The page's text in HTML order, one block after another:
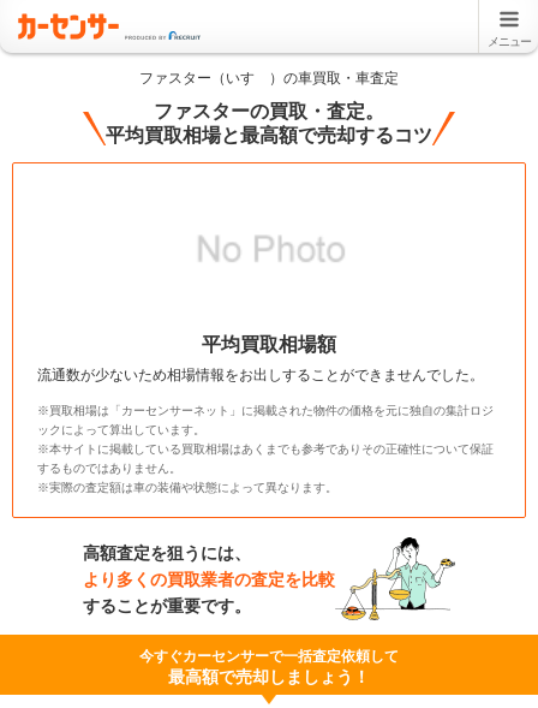
メニュー
ファスター（いすゞ）の車買取・車査定
ファスターの買取・査定。
平均買取相場と最高額で売却するコツ
平均買取相場額
流通数が少ないため相場情報をお出しすることができませんでした。
※買取相場は「カーセンサーネット」に掲載された物件の価格を元に独自の集計ロジ
ックによって算出しています。
※本サイトに掲載している買取相場はあくまでも参考でありその正確性について保証
するものではありません。
※実際の査定額は車の装備や状態によって異なります。
高額査定を狙うには、
より多くの買取業者の査定を比較
することが重要です。
今すぐカーセンサーで一括査定依頼して
最高額で売却しましょう！